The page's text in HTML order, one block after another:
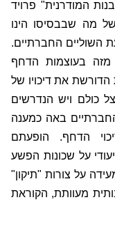
המודרנית" פרויד
מה שבבסיסו הינו
השוליים החברתיים.
מזה בעוצמות הדחף
את דיכויו של
כולם ויש הנדרשים
באה כמענה
הדחף. הופעתם
על שכונות הפשע
על צורות "תיקון"
מעוותת, הקוראת